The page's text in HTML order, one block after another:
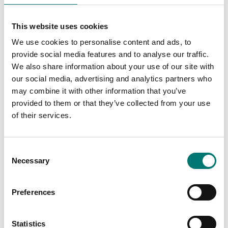
This website uses cookies
We use cookies to personalise content and ads, to
provide social media features and to analyse our traffic.
We also share information about your use of our site with
our social media, advertising and analytics partners who
may combine it with other information that you’ve
provided to them or that they’ve collected from your use
of their services.
Selection
Necessary
Preferences
Statistics
Bordsvågar
Bordsvåg DS Kern
Finns i flera varianter
Pris från: 7 730 kr
Golvvågar
Golvvåg Kern BFC, IP67,
verifierad
Finns i flera varianter
Pris från: 21 280 kr